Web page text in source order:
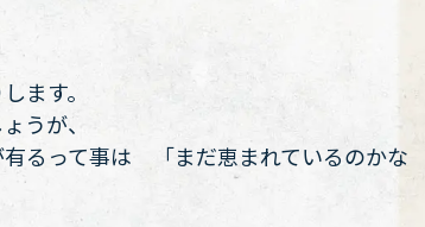
ます。
うが、
るって事は 「まだ恵まれているのかな